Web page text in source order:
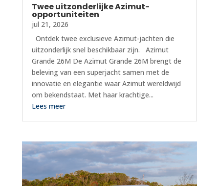
Twee uitzonderlijke Azimut-
opportuniteiten
jul 21, 2026
Ontdek twee exclusieve Azimut-jachten die
uitzonderlijk snel beschikbaar zijn. Azimut
Grande 26M De Azimut Grande 26M brengt de
beleving van een superjacht samen met de
innovatie en elegantie waar Azimut wereldwijd
om bekendstaat. Met haar krachtige...
Lees meer